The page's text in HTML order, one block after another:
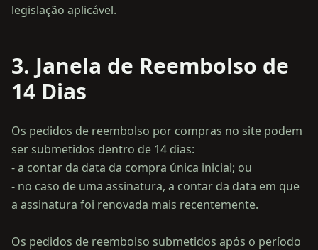
3. Janela de Reembolso de
14 Dias
Os pedidos de reembolso por compras no site podem
ser submetidos dentro de 14 dias:
- a contar da data da compra única inicial; ou
- no caso de uma assinatura, a contar da data em que
a assinatura foi renovada mais recentemente.
Os pedidos de reembolso submetidos após o período